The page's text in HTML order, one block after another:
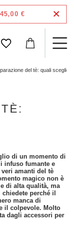
€
del tè: quali
di un momento di
infuso fumante e
amanti del tè
magico non è
di alta qualità, ma
perché il
manca di
il colpevole. Molto
dagli accessori per